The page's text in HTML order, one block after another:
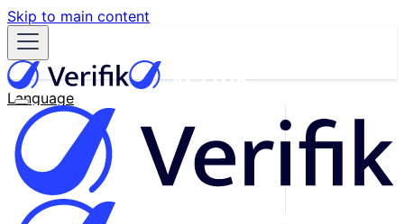
Skip to main content
Language
English
Español
Français
Português
한국어